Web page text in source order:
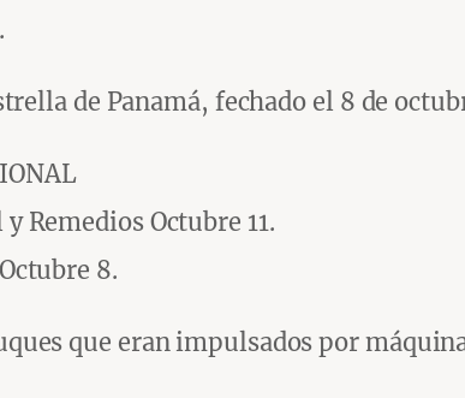
de Panamá, fechado el 8 de
Remedios Octubre 11.
8.
que eran impulsados por